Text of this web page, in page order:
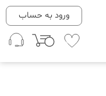
ورود به حساب